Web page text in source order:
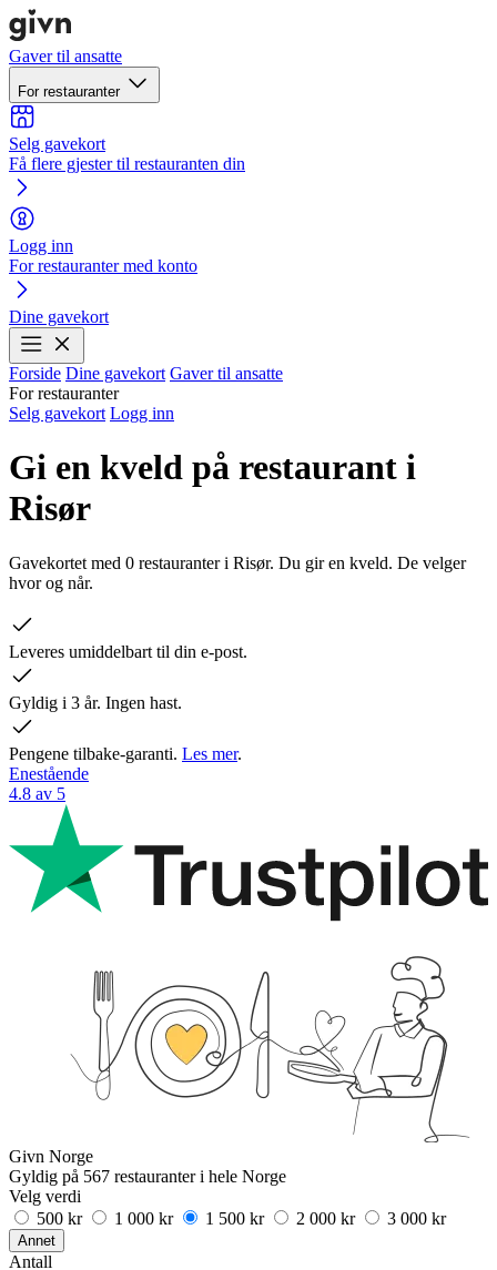
Gaver til ansatte
For restauranter
Selg gavekort
Få flere gjester til restauranten din
Logg inn
For restauranter med konto
Dine gavekort
Forside Dine gavekort Gaver til ansatte
For restauranter
Selg gavekort Logg inn
Gi en kveld på restaurant i
Risør
Gavekortet med 0 restauranter i Risør. Du gir en kveld. De velger
hvor og når.
Leveres umiddelbart til din e-post.
Gyldig i 3 år. Ingen hast.
Pengene tilbake-garanti. Les mer.
Enestående
4.8 av 5
Givn Norge
Gyldig på 567 restauranter i hele Norge
Velg verdi
500 kr
1 000 kr 1 500 kr 2 000 kr 3 000 kr
Annet
Antall